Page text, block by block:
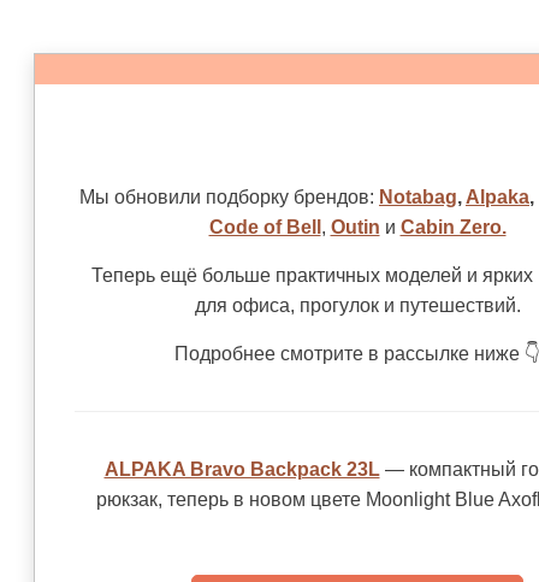
Мы обновили подборку брендов: Notabag,Alpaka,
Code of Bell , Outin и Cabin Zero.
Теперь ещё больше практичных моделей и
для офиса, прогулок и путешествий.
Подробнее смотрите в рассылке ниже 👇
ALPAKA Bravo Backpack 23L— компактный
рюкзак, теперь в новом цвете Moonlight Blue